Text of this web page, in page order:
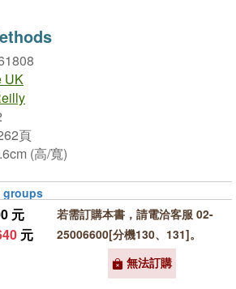
UK
頁
(高/寬)
元
元
若需訂購本書，請電洽客服 02-
25006600[分機130、131]。
無法訂購
groups